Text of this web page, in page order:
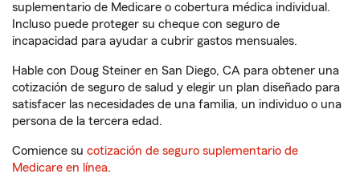
suplementario de Medicare o cobertura médica individual.
Incluso puede proteger su cheque con seguro de
incapacidad para ayudar a cubrir gastos mensuales.
Hable con Doug Steiner en San Diego, CA para obtener una
cotización de seguro de salud y elegir un plan diseñado para
satisfacer las necesidades de una familia, un individuo o una
persona de la tercera edad.
Comience su cotización de seguro suplementario de
Medicare en línea.